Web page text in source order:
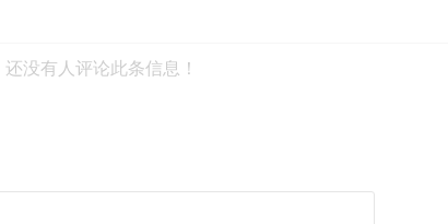
还没有人评论此条信息！